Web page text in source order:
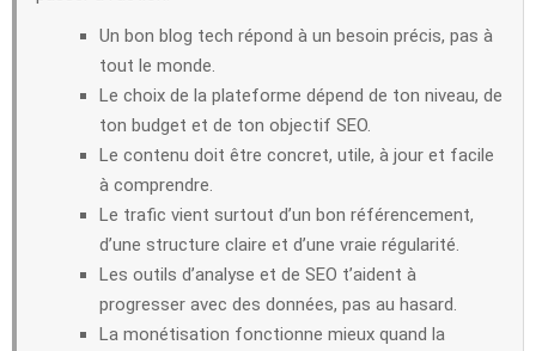
Un bon blog tech répond à un besoin précis, pas à
tout le monde.
Le choix de la plateforme dépend de ton niveau, de
ton budget et de ton objectif SEO.
Le contenu doit être concret, utile, à jour et facile
à comprendre.
Le trafic vient surtout d’un bon référencement,
d’une structure claire et d’une vraie régularité.
Les outils d’analyse et de SEO t’aident à
progresser avec des données, pas au hasard.
La monétisation fonctionne mieux quand la